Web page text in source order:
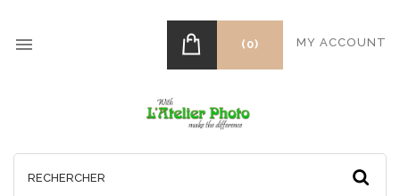
 MY ACCOUNT
(0)